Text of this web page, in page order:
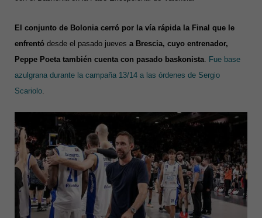
El conjunto de Bolonia cerró por la vía rápida la Final que le
enfrentó desde el pasado jueves a Brescia, cuyo entrenador,
Peppe Poeta también cuenta con pasado baskonista. Fue base
azulgrana durante la campaña 13/14 a las órdenes de Sergio
Scariolo.